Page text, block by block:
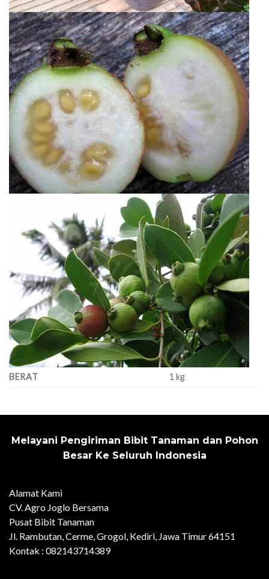
BERAT 1 kg
Melayani Pengiriman Bibit Tanaman dan Pohon
Besar Ke Seluruh Indonesia
Alamat Kami
CV. Agro Joglo Bersama
Pusat Bibit Tanaman
Jl. Rambutan, Cerme, Grogol, Kediri, Jawa Timur 64151
Kontak : 082143714389